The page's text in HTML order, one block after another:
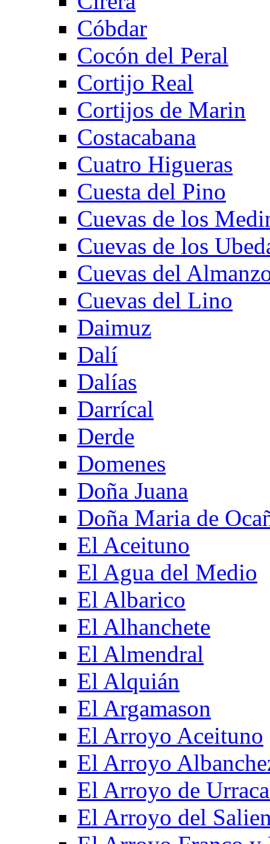
Cóbdar
Cocón del Peral
Cortijo Real
Cortijos de Marin
Costacabana
Cuatro Higueras
Cuesta del Pino
Cuevas de los
Cuevas de los
Cuevas del
Cuevas del Lino
Daimuz
Dalí
Dalías
Darrícal
Derde
Domenes
Doña Juana
Doña Maria de
El Aceituno
El Agua del Medio
El Albarico
El Alhanchete
El Almendral
El Alquián
El Argamason
El Arroyo Aceituno
El Arroyo
El Arroyo de
El Arroyo del